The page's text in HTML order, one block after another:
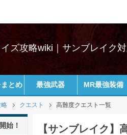
ズ攻略wiki｜サンブレイク
とめ 最強武器 MR最強装備
略 クエスト 高難度クエスト一覧
【サンブレイク】
始！